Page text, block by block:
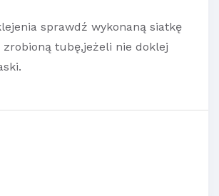
sprawdź wykonaną siatkę
tubę,jeżeli nie doklej